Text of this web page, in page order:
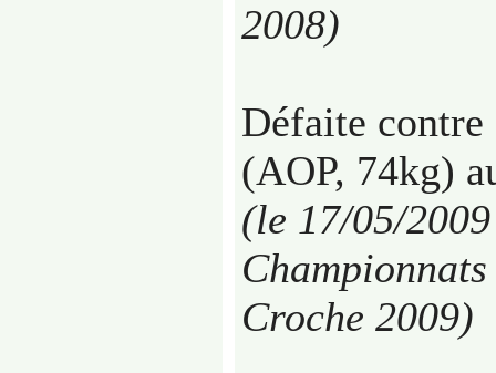
2008)
Défaite
(AOP, 74kg)
(le 17/05/
Croche 2009)